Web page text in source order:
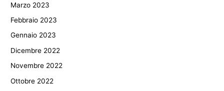
Marzo 2023
Febbraio 2023
Gennaio 2023
Dicembre 2022
Novembre 2022
Ottobre 2022